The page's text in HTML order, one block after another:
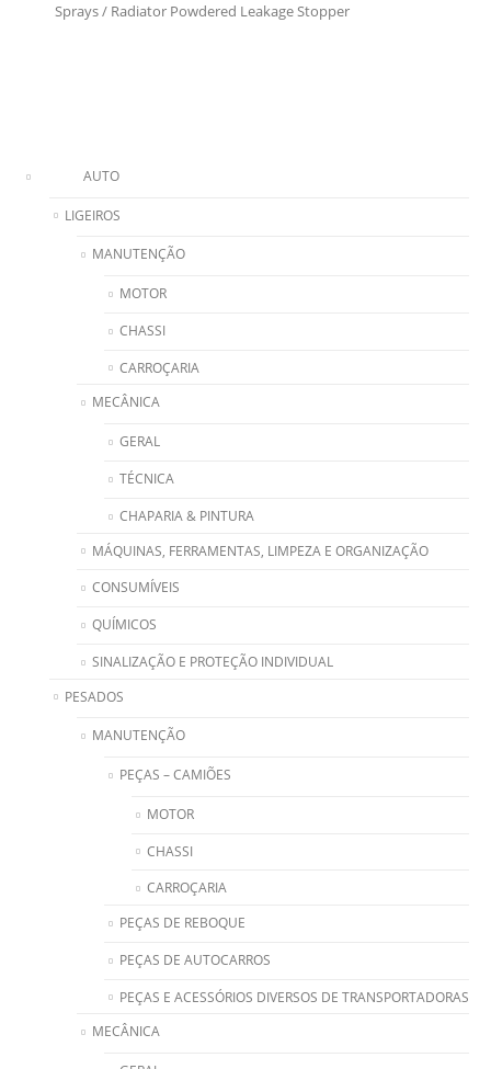
Sprays / Radiator Powdered Leakage Stopper
AUTO
LIGEIROS
MANUTENÇÃO
MOTOR
CHASSI
CARROÇARIA
MECÂNICA
GERAL
TÉCNICA
CHAPARIA & PINTURA
MÁQUINAS, FERRAMENTAS, LIMPEZA E ORGANIZAÇÃO
CONSUMÍVEIS
QUÍMICOS
SINALIZAÇÃO E PROTEÇÃO INDIVIDUAL
PESADOS
MANUTENÇÃO
PEÇAS – CAMIÕES
MOTOR
CHASSI
CARROÇARIA
PEÇAS DE REBOQUE
PEÇAS DE AUTOCARROS
PEÇAS E ACESSÓRIOS DIVERSOS DE TRANSPORTADORAS
MECÂNICA